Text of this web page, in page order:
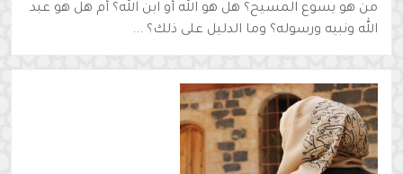
من هو يسوع المسيح؟ هل هو الله أو ابن الله؟ أم هل هو عبد
الله ونبيه ورسوله؟ وما الدليل على ذلك؟ ...